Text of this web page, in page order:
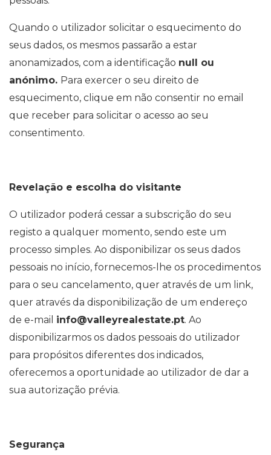
Quando o utilizador solicitar o esquecimento do
seus dados, os mesmos passarão a estar
anonamizados, com a identificação null ou
anónimo. Para exercer o seu direito de
esquecimento, clique em não consentir no email
que receber para solicitar o acesso ao seu
consentimento.
Revelação e escolha do visitante
O utilizador poderá cessar a subscrição do seu
registo a qualquer momento, sendo este um
processo simples. Ao disponibilizar os seus dados
pessoais no início, fornecemos-lhe os procedimentos
para o seu cancelamento, quer através de um link,
quer através da disponibilização de um endereço
de e-mail info@valleyrealestate.pt. Ao
disponibilizarmos os dados pessoais do utilizador
para propósitos diferentes dos indicados,
oferecemos a oportunidade ao utilizador de dar a
sua autorização prévia.
Segurança